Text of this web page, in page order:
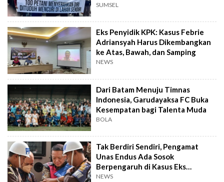
SUMSEL
Eks Penyidik KPK: Kasus Febrie
Adriansyah Harus Dikembangkan
ke Atas, Bawah, dan Samping
NEWS
Dari Batam Menuju Timnas
Indonesia, Garudayaksa FC Buka
Kesempatan bagi Talenta Muda
BOLA
Tak Berdiri Sendiri, Pengamat
Unas Endus Ada Sosok
Berpengaruh di Kasus Eks
Jampidsus
NEWS